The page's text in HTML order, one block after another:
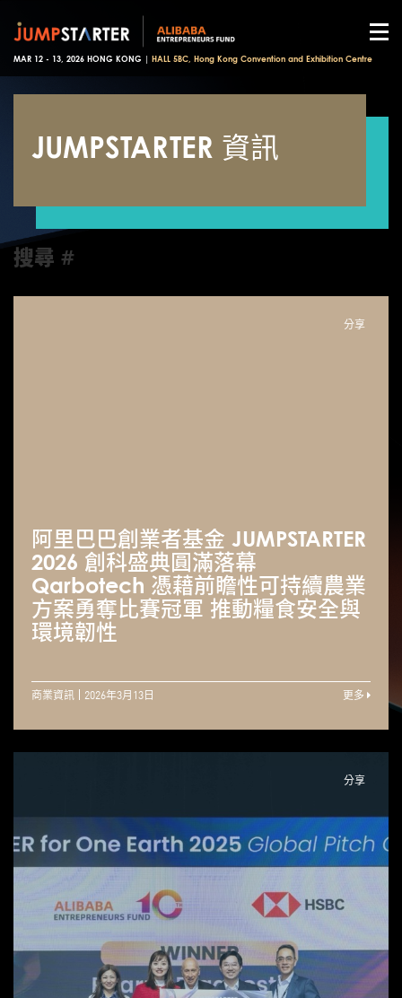
MAR 12 - 13, 2026 HONG KONG | HALL 5BC, Hong Kong Convention and Exhibition Centre
JUMPSTARTER 資訊
搜尋 #
分享
阿里巴巴創業者基金 JUMPSTARTER
2026 創科盛典圓滿落幕
Qarbotech 憑藉前瞻性可持續農業
方案勇奪比賽冠軍 推動糧食安全與
環境韌性
商業資訊 2026年3月13日 更多
分享